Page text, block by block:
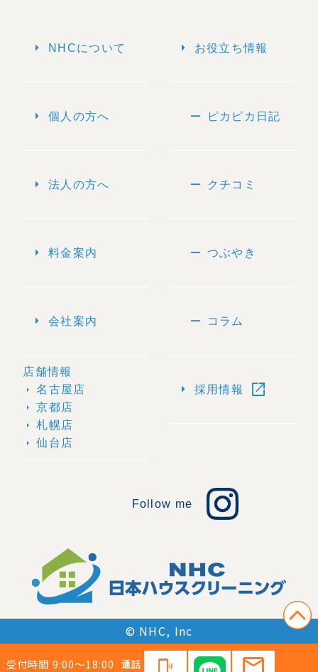
受付時間 9:00〜18:00 通話 phonelink_ring mail
arrow_right NHCについて
arrow_right 個人の方へ
arrow_right 法人の方へ
arrow_right 料金案内
arrow_right 会社案内
店舗情報
arrow_right 名古屋店
arrow_right 京都店
arrow_right 札幌店
arrow_right 仙台店
arrow_right お役立ち情報
remove ピカピカ日記
remove クチコミ
remove つぶやき
remove コラム
arrow_right 採用情報 open_in_new
Follow me
© NHC, Inc